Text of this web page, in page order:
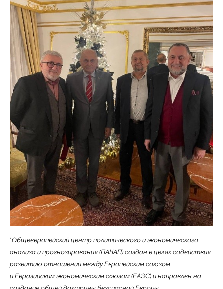
*Общеевропейский центр политического и экономического
анализа и прогнозирования (ПАНАП) создан в целях содействия
развитию отношений между Европейским союзом
и Евразийским экономическим союзом (ЕАЭС) и направлен на
создание общей доктрины безопасной Европы.